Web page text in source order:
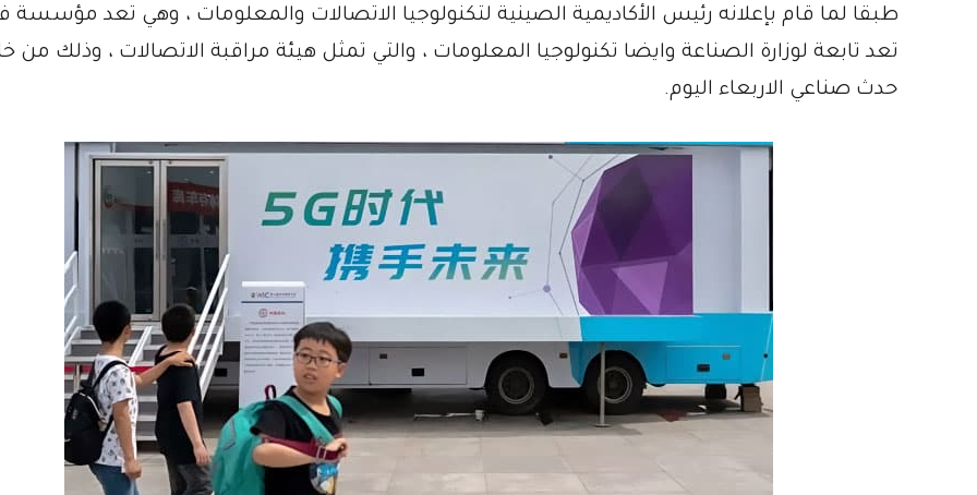
طبقا لما قام بإعلانه رئيس الأكاديمية الصينية لتكنولوجيا الاتصالات والمعلومات ، وهي تعد مؤسسة
تعد تابعة لوزارة الصناعة وايضا تكنولوجيا المعلومات ، والتي تمثل هيئة مراقبة الاتصالات ، وذلك من
حدث صناعي الاربعاء اليوم.